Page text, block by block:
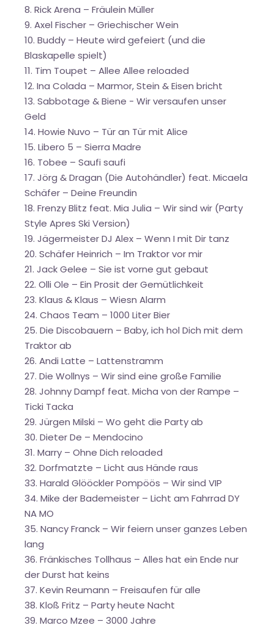
8. Rick Arena – Fräulein Müller
9. Axel Fischer – Griechischer Wein
10. Buddy – Heute wird gefeiert (und die
Blaskapelle spielt)
11. Tim Toupet – Allee Allee reloaded
12. Ina Colada – Marmor, Stein & Eisen bricht
13. Sabbotage & Biene - Wir versaufen unser
Geld
14. Howie Nuvo – Tür an Tür mit Alice
15. Libero 5 – Sierra Madre
16. Tobee – Saufi saufi
17. Jörg & Dragan (Die Autohändler) feat. Micaela
Schäfer – Deine Freundin
18. Frenzy Blitz feat. Mia Julia – Wir sind wir (Party
Style Apres Ski Version)
19. Jägermeister DJ Alex – Wenn I mit Dir tanz
20. Schäfer Heinrich – Im Traktor vor mir
21. Jack Gelee – Sie ist vorne gut gebaut
22. Olli Ole – Ein Prosit der Gemütlichkeit
23. Klaus & Klaus – Wiesn Alarm
24. Chaos Team – 1000 Liter Bier
25. Die Discobauern – Baby, ich hol Dich mit dem
Traktor ab
26. Andi Latte – Lattenstramm
27. Die Wollnys – Wir sind eine große Familie
28. Johnny Dampf feat. Micha von der Rampe –
Ticki Tacka
29. Jürgen Milski – Wo geht die Party ab
30. Dieter De – Mendocino
31. Marry – Ohne Dich reloaded
32. Dorfmatzte – Licht aus Hände raus
33. Harald Glööckler Pompöös – Wir sind VIP
34. Mike der Bademeister – Licht am Fahrrad DY
NA MO
35. Nancy Franck – Wir feiern unser ganzes Leben
lang
36. Fränkisches Tollhaus – Alles hat ein Ende nur
der Durst hat keins
37. Kevin Reumann – Freisaufen für alle
38. Kloß Fritz – Party heute Nacht
39. Marco Mzee – 3000 Jahre